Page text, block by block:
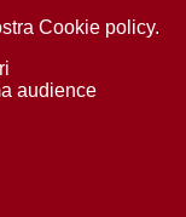
2012 del 18 giugno
Cookie policy.
audience